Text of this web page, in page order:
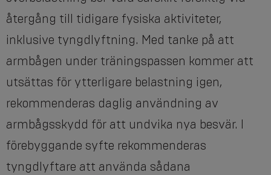
återgång till tidigare fysiska aktiviteter,
inklusive tyngdlyftning. Med tanke på att
armbågen under träningspassen kommer att
utsättas för ytterligare belastning igen,
rekommenderas daglig användning av
armbågsskydd för att undvika nya besvär. I
förebyggande syfte rekommenderas
tyngdlyftare att använda sådana